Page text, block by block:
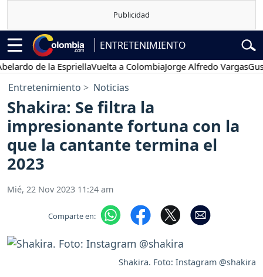
ENTRETENIMIENTO
de la EspriellaVuelta a ColombiaJorge Alfredo VargasGustavo
Entretenimiento Noticias
Shakira: Se filtra la
impresionante fortuna con la
que la cantante termina el
2023
Mié, 22 Nov 2023 11:24 am
Comparte en:
Shakira. Foto: Instagram @shakira